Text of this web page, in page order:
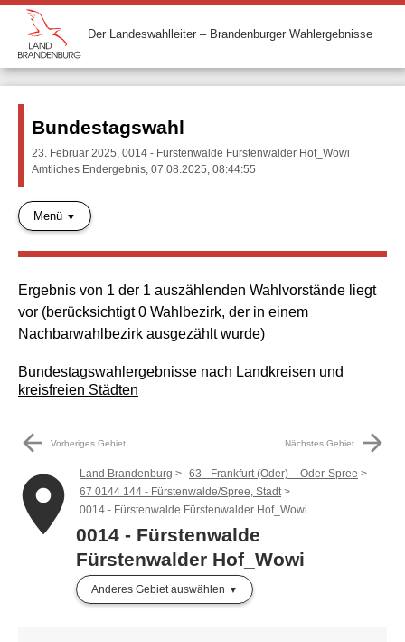
Der Landeswahlleiter – Brandenburger Wahlergebnisse
Bundestagswahl
23. Februar 2025, 0014 - Fürstenwalde Fürstenwalder Hof_Wowi
Amtliches Endergebnis, 07.08.2025, 08:44:55
Menü
Ergebnis von 1 der 1 auszählenden Wahlvorstände liegt
vor (berücksichtigt 0 Wahlbezirk, der in einem
Nachbarwahlbezirk ausgezählt wurde)
Bundestagswahlergebnisse nach Landkreisen und
kreisfreien Städten
arrow_back Vorheriges Gebiet Nächstes Gebiet arrow_forward
place Land Brandenburg
63 - Frankfurt (Oder) – Oder-Spree
67 0144 144 - Fürstenwalde/Spree, Stadt
0014 - Fürstenwalde Fürstenwalder Hof_Wowi
0014 - Fürstenwalde
Fürstenwalder Hof_Wowi
Anderes Gebiet auswählen